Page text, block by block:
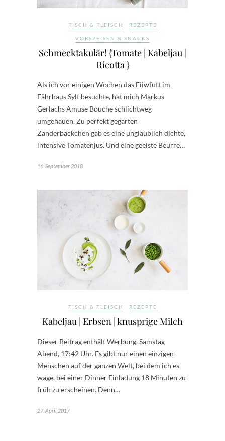
FISCH & FLEISCH REZEPTE
VORSPEISEN & SNACKS
Schmecktakulär! {Tomate | Kabeljau |
Ricotta }
Als ich vor einigen Wochen das Fiiwfutt im
Fährhaus Sylt besuchte, hat mich Markus
Gerlachs Amuse Bouche schlichtweg
umgehauen. Zu perfekt gegarten
Zanderbäckchen gab es eine unglaublich dichte,
intensive Tomatenjus. Und eine geeiste Beurre…
16. September 2018
FISCH & FLEISCH REZEPTE
Kabeljau | Erbsen | knusprige Milch
Dieser Beitrag enthält Werbung. Samstag
Abend, 17:42 Uhr. Es gibt nur einen einzigen
Menschen auf der ganzen Welt, bei dem ich es
wage, bei einer Dinner Einladung 18 Minuten zu
früh zu erscheinen. Denn…
27. April 2017